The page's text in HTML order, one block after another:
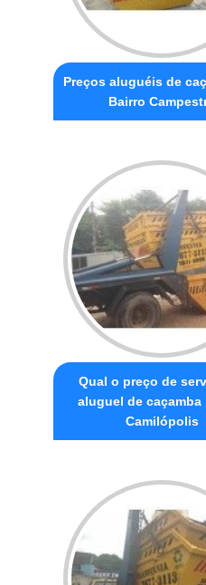
Preços aluguéis de
Bairro
Qual o preço de
aluguel de caçamba
Camilópolis